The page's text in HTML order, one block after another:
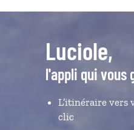
Luciole,
l'appli qui vous
L’itinéraire vers
clic